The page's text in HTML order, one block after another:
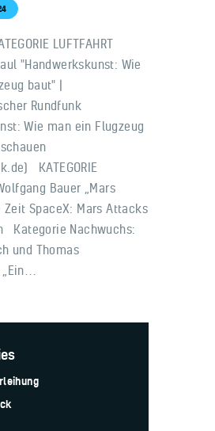
LUFTFAHRT
"Handwerkskunst: Wie
baut" |
Rundfunk
Wie man ein Flugzeug
KATEGORIE
Bauer „Mars
Zeit SpaceX: Mars Attacks
Kategorie Nachwuchs:
und Thomas
„Ein…